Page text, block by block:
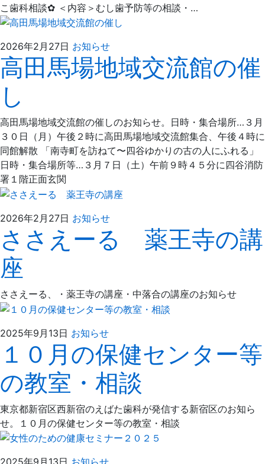
こ歯科相談✿ ＜内容＞むし歯予防等の相談・…
2026年2月27日 お知らせ2026
年
2
日
え
ば
た
高田馬場地域交流館の催
し
高田馬場地域交流館の催しのお知らせ。日時・集合場所…３月
３０日（月）午後２時に高田馬場地域交流館集合、午後４時に
同館解散 「南寺町を訪ねて〜四谷ゆかりの古の人にふれる」
日時・集合場所等…３月７日（土）午前９時４５分に四谷消防
署１階正面玄関
2026年2月27日 お知らせ2026
年
2
日
え
ば
た
ささえーる 薬王寺の講
座
ささえーる、・薬王寺の講座・中落合の講座のお知らせ
2025年9月13日 お知らせ2025
年
9
月
13
日
え
ば
た
歯
科
１０月の保健センター等
の教室・相談
東京都新宿区西新宿のえばた歯科が発信する新宿区のお知ら
せ。１０月の保健センター等の教室・相談
2025
え